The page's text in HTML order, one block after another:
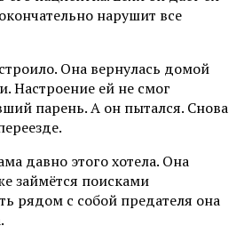
нарушит все
Она вернулась домой
Настроение ей не смог
парень. А он пытался. Снова
давно этого хотела. Она
займётся поисками
рядом с собой предателя она